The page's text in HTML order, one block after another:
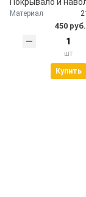
Материал
450 руб.
шт
Купить